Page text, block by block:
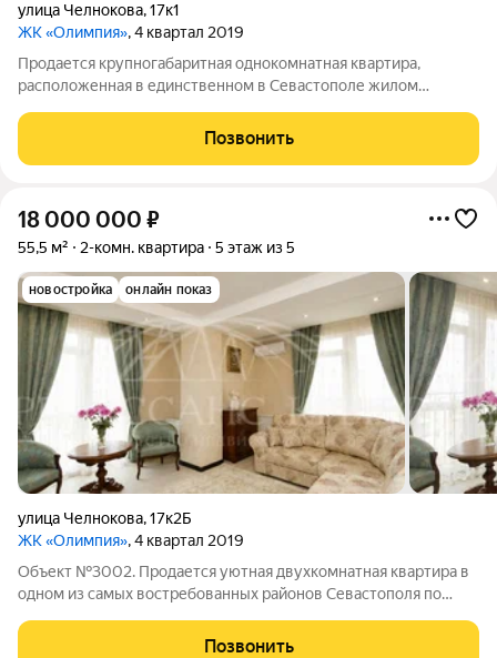
улица Челнокова,17к1
ЖК «Олимпия», 4 квартал 2019
Продается крупногабаритная однокомнатная квартира,
расположенная в единственном в Севастополе жилом
Челнокова, 17/1. Жилой комплекс находится в курортной части
Севастополя, близость моря делает эту
Позвонить
18 000 000 ₽
55,5 м² 2-комн. квартира 5 этаж из 5
новостройка онлайн показ
улица Челнокова,17к2Б
ЖК «Олимпия», 4 квартал 2019
Объект №3002. Продается уютная двухкомнатная квартира в
одном из самых востребованных районов Севастополя по
характеристики:Общая площадь 55,5 мКухня 14,5 мГостинаяПозвонить